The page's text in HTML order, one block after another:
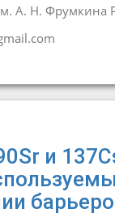
А. Н. Фрумкина
и